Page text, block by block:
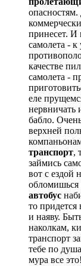
принесет.
самолета - к
качестве
самолета -
еле
нервничать
бабло.
верхней
транспорт,
займись
вот с ездой
обломишься
автобус
то
и наяву.
наколкам,
транспорт
тебе по
мура все это!